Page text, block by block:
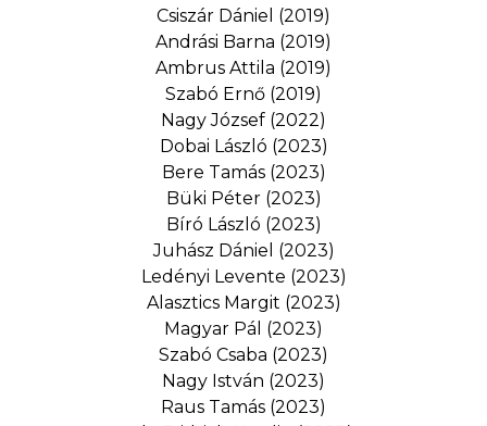
Csiszár Dániel (2019)
Andrási Barna (2019)
Ambrus Attila (2019)
Szabó Ernő (2019)
Nagy József (2022)
Dobai László (2023)
Bere Tamás (2023)
Büki Péter (2023)
Bíró László (2023)
Juhász Dániel (2023)
Ledényi Levente (2023)
Alasztics Margit (2023)
Magyar Pál (2023)
Szabó Csaba (2023)
Nagy István (2023)
Raus Tamás (2023)